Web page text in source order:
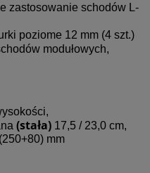
zastosowanie schodów L-
poziome 12 mm (4 szt.)
modułowych,
(stała) 17,5 / 23,0 cm,
mm